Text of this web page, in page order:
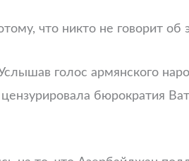
что никто не говорит
голос армянского
бюрократия